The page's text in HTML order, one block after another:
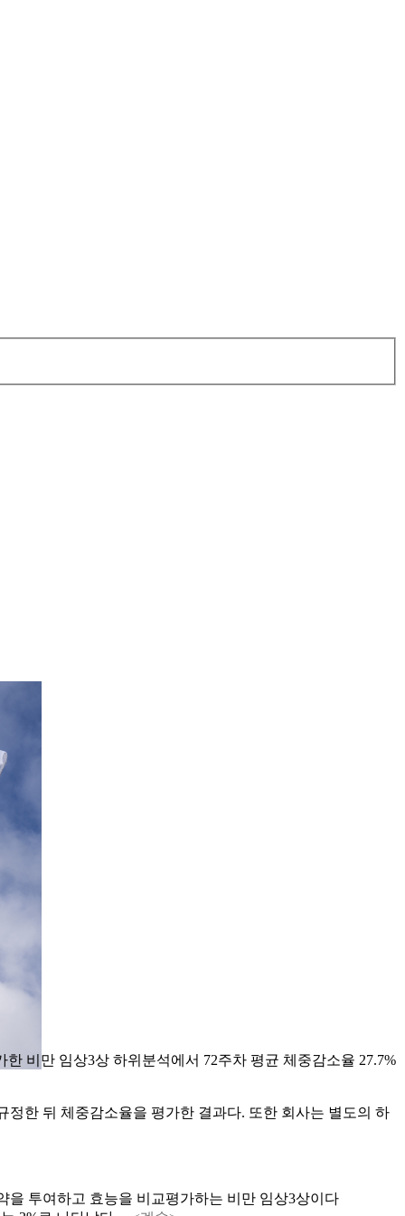
한 비만 임상3상 하위분석에서 72주차 평균 체중감소율 27.7%
정한 뒤 체중감소율을 평가한 결과다. 또한 회사는 별도의 하
을 투여하고 효능을 비교평가하는 비만 임상3상이다